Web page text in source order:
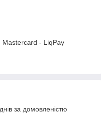
Mastercard - LiqPay
за домовленістю